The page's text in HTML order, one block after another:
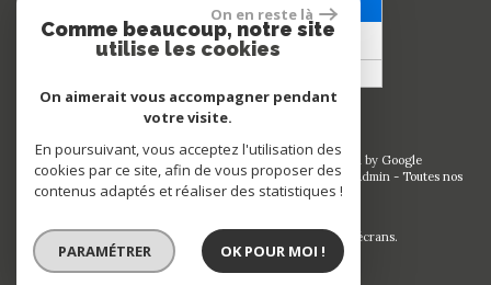
53 avis
© 2026 | Tous droits réservés | Traduction powered by Google
Plan du site-Mentions légales- Nos honoraires- Liens Admin - Toutes nos
annonces
un seul site adaptable à tous les types d'écrans.
On en reste là
Comme beaucoup, notre site
utilise les cookies
On aimerait vous accompagner pendant
votre visite.
En poursuivant, vous acceptez l'utilisation des
cookies par ce site, afin de vous proposer des
contenus adaptés et réaliser des statistiques !
PARAMÉTRER OK POUR MOI !